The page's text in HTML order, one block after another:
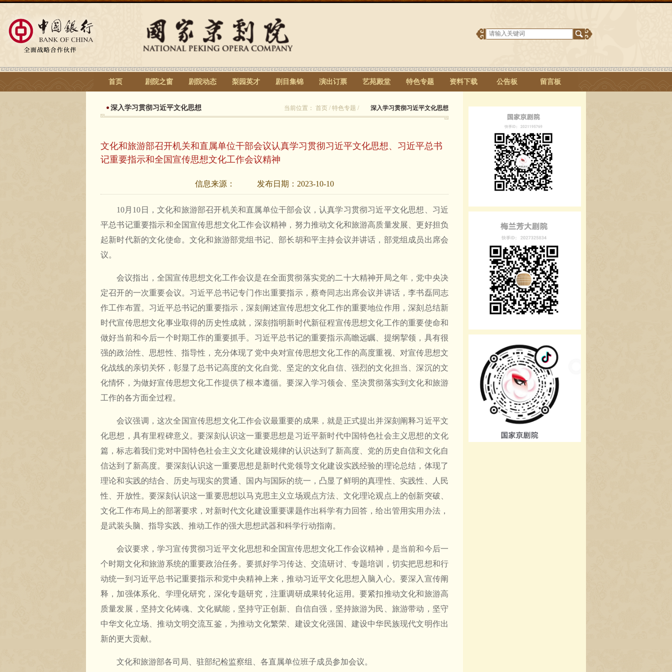
首页 剧院之窗 剧院动态 梨园英才 剧目集锦 演出订票 艺苑殿堂 特色专题 资料下载 公告板 留言板
深入学习贯彻习近平文化思想 当前位置： 首页 / 特色专题 / 深入学习贯彻习近平文化思想
文化和旅游部召开机关和直属单位干部会议认真学习贯彻习近平文化思想、习近平总书
记重要指示和全国宣传思想文化工作会议精神
信息来源： 发布日期： 2023-10-10
10月10日，文化和旅游部召开机关和直属单位干部会议，认真学习贯彻习近平文化思想、习近
平总书记重要指示和全国宣传思想文化工作会议精神，努力推动文化和旅游高质量发展、更好担负
起新时代新的文化使命。文化和旅游部党组书记、部长胡和平主持会议并讲话，部党组成员出席会
议。
会议指出，全国宣传思想文化工作会议是在全面贯彻落实党的二十大精神开局之年，党中央决
定召开的一次重要会议。习近平总书记专门作出重要指示，蔡奇同志出席会议并讲话，李书磊同志
作工作布置。习近平总书记的重要指示，深刻阐述宣传思想文化工作的重要地位作用，深刻总结新
时代宣传思想文化事业取得的历史性成就，深刻指明新时代新征程宣传思想文化工作的重要使命和
做好当前和今后一个时期工作的重要抓手。习近平总书记的重要指示高瞻远瞩、提纲挈领，具有很
强的政治性、思想性、指导性，充分体现了党中央对宣传思想文化工作的高度重视、对宣传思想文
化战线的亲切关怀，彰显了总书记高度的文化自觉、坚定的文化自信、强烈的文化担当、深沉的文
化情怀，为做好宣传思想文化工作提供了根本遵循。要深入学习领会、坚决贯彻落实到文化和旅游
工作的各方面全过程。
会议强调，这次全国宣传思想文化工作会议最重要的成果，就是正式提出并深刻阐释习近平文
化思想，具有里程碑意义。要深刻认识这一重要思想是习近平新时代中国特色社会主义思想的文化
篇，标志着我们党对中国特色社会主义文化建设规律的认识达到了新高度、党的历史自信和文化自
信达到了新高度。要深刻认识这一重要思想是新时代党领导文化建设实践经验的理论总结，体现了
理论和实践的结合、历史与现实的贯通、国内与国际的统一，凸显了鲜明的真理性、实践性、人民
性、开放性。要深刻认识这一重要思想以马克思主义立场观点方法、文化理论观点上的创新突破、
文化工作布局上的部署要求，对新时代文化建设重要课题作出科学有力回答，给出管用实用办法，
是武装头脑、指导实践、推动工作的强大思想武器和科学行动指南。
会议要求，学习宣传贯彻习近平文化思想和全国宣传思想文化工作会议精神，是当前和今后一
个时期文化和旅游系统的重要政治任务。要抓好学习传达、交流研讨、专题培训，切实把思想和行
动统一到习近平总书记重要指示和党中央精神上来，推动习近平文化思想入脑入心。要深入宣传阐
释，加强体系化、学理化研究，深化专题研究，注重调研成果转化运用。要紧扣推动文化和旅游高
质量发展，坚持文化铸魂、文化赋能，坚持守正创新、自信自强，坚持旅游为民、旅游带动，坚守
中华文化立场、推动文明交流互鉴，为推动文化繁荣、建设文化强国、建设中华民族现代文明作出
新的更大贡献。
文化和旅游部各司局、驻部纪检监察组、各直属单位班子成员参加会议。